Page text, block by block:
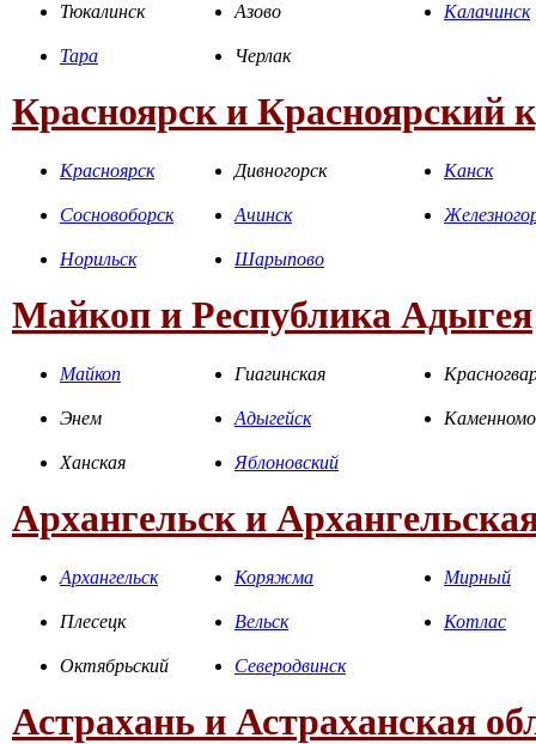
Тюкалинск Азово Калачинск
Тара Черлак
Красноярск и Красноярский
Красноярск Дивногорск Канск
Сосновоборск Ачинск
Норильск Шарыпово
Майкоп и Республика Адыгея
Майкоп Гиагинская
Энем Адыгейск
Ханская Яблоновский
Архангельск и
Архангельск Коряжма Мирный
Плесецк Вельск Котлас
Октябрьский Северодвинск
Астрахань и Астраханская